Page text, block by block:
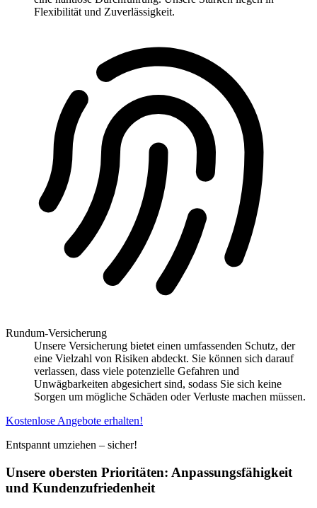
Flexibilität und Zuverlässigkeit.
Rundum-Versicherung
Unsere Versicherung bietet einen umfassenden Schutz, der
eine Vielzahl von Risiken abdeckt. Sie können sich darauf
verlassen, dass viele potenzielle Gefahren und
Unwägbarkeiten abgesichert sind, sodass Sie sich keine
Sorgen um mögliche Schäden oder Verluste machen müssen.
Kostenlose Angebote erhalten!
Entspannt umziehen – sicher!
Unsere obersten Prioritäten: Anpassungsfähigkeit
und Kundenzufriedenheit